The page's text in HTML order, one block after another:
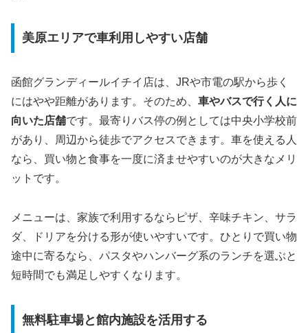
美原エリアで車利用しやすい店舗
函館グランディールイチイ店は、JRや市電の駅から歩く
にはやや距離があります。そのため、 車やバスで行く人に
向いた店舗です。最寄りバス停の例としては中央小学校前
があり、周辺から徒歩でアクセスできます。車を使える人
なら、買い物と食事を一度に済ませやすいのが大きなメリ
ットです。
メニューは、家族で利用するならピザ、辛味チキン、サラ
ダ、ドリアを分ける形が使いやすいです。ひとりで買い物
途中に寄るなら、パスタやハンバーグ系のランチを選ぶと
短時間でも満足しやすくなります。
無料駐車場と館内施設を活用する